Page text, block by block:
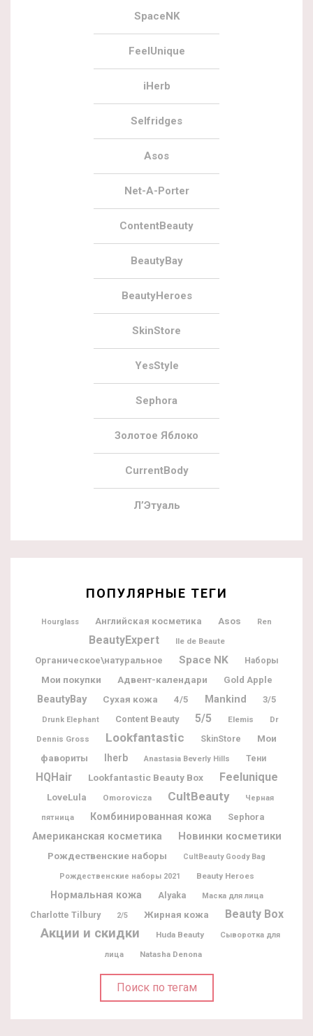
SpaceNK
FeelUnique
iHerb
Selfridges
Asos
Net-A-Porter
ContentBeauty
BeautyBay
BeautyHeroes
SkinStore
YesStyle
Sephora
Золотое Яблоко
CurrentBody
Л’Этуаль
ПОПУЛЯРНЫЕ ТЕГИ
Hourglass Английская косметика Asos Ren
BeautyExpert Ile de Beaute
Органическое\натуральное Space NK Наборы
Мои покупки Адвент-календари Gold Apple
BeautyBay Сухая кожа 4/5 Mankind 3/5
Drunk Elephant Content Beauty 5/5 Elemis
Dr
Dennis Gross
Lookfantastic SkinStore
Мои
фавориты
Iherb Anastasia Beverly Hills Тени
HQHair Lookfantastic Beauty Box Feelunique
LoveLula Omorovicza CultBeauty Черная
пятница Комбинированная кожа Sephora
Американская косметика Новинки косметики
Рождественские наборы CultBeauty Goody Bag
Рождественские наборы 2021 Beauty Heroes
Нормальная кожа Alyaka Маска для лица
Charlotte Tilbury 2/5 Жирная кожа Beauty Box
Акции и скидки Huda Beauty Сыворотка для
лица Natasha Denona
Поиск по тегам